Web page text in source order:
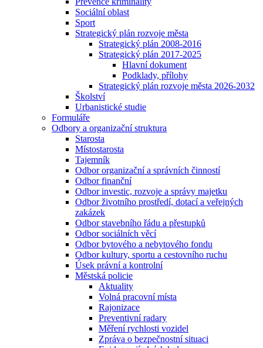
Sociální oblast
Sport
Strategický plán rozvoje města
Strategický plán 2008-2016
Strategický plán 2017-2025
Hlavní dokument
Podklady, přílohy
Strategický plán rozvoje města 2026-2032
Školství
Urbanistické studie
Formuláře
Odbory a organizační struktura
Starosta
Místostarosta
Tajemník
Odbor organizační a správních činností
Odbor finanční
Odbor investic, rozvoje a správy majetku
Odbor životního prostředí, dotací a veřejných
zakázek
Odbor stavebního řádu a přestupků
Odbor sociálních věcí
Odbor bytového a nebytového fondu
Odbor kultury, sportu a cestovního ruchu
Úsek právní a kontrolní
Městská policie
Aktuality
Volná pracovní místa
Rajonizace
Preventivní radary
Měření rychlosti vozidel
Zpráva o bezpečnostní situaci